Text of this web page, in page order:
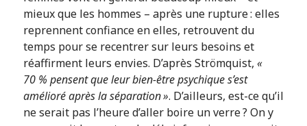
mieux que les hommes – après une rupture : elles
reprennent confiance en elles, retrouvent du
temps pour se recentrer sur leurs besoins et
réaffirment leurs envies. D’après Strömquist, «
70 % pensent que leur bien-être psychique s’est
amélioré après la séparation ». D’ailleurs, est-ce qu’il
ne serait pas l’heure d’aller boire un verre ? On y